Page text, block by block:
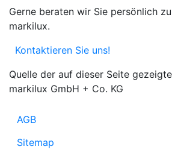
Gerne beraten wir Sie persönlich
markilux.
Kontaktieren Sie uns!
Quelle der auf dieser Seite
markilux GmbH + Co. KG
AGB
Sitemap